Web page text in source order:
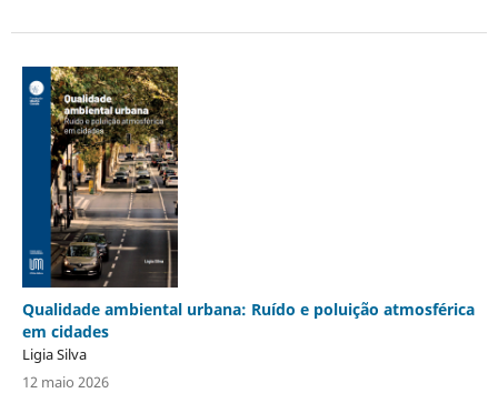
Qualidade ambiental urbana: Ruído e poluição atmosférica
em cidades
Ligia Silva
12 maio 2026